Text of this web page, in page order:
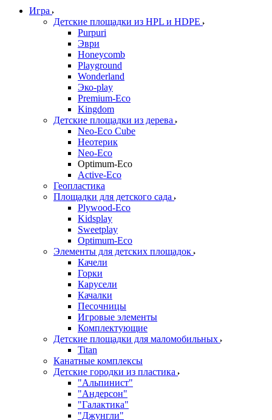
Игра
Детские площадки из HPL и HDPE
Purpuri
Эври
Honeycomb
Playground
Wonderland
Эко-play
Premium-Eco
Kingdom
Детские площадки из дерева
Neo-Eco Cube
Неотерик
Neo-Eco
Оptimum-Еco
Active-Eco
Геопластика
Площадки для детского сада
Plywood-Eco
Kidsplay
Sweetplay
Оptimum-Еco
Элементы для детских площадок
Качели
Горки
Карусели
Качалки
Песочницы
Игровые элементы
Комплектующие
Детские площадки для маломобильных
Titan
Канатные комплексы
Детские городки из пластика
"Альпинист"
"Андерсон"
"Галактика"
"Джунгли"